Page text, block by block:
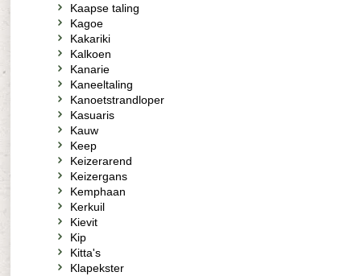
Kaapse taling
Kagoe
Kakariki
Kalkoen
Kanarie
Kaneeltaling
Kanoetstrandloper
Kasuaris
Kauw
Keep
Keizerarend
Keizergans
Kemphaan
Kerkuil
Kievit
Kip
Kitta's
Klapekster